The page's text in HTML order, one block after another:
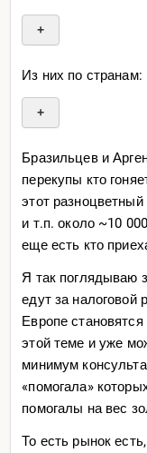
сложный, очень
может пойти
Когда я впервые
соседству была
ну я и попросил
чатам и в итоге
так я стал
200-300 баксов
Никогда в жизни
даже.
Я тоже не считаю
например на
жемчужиной среди
сами на шею
знает может найти
вариант
+
Из них по странам:
+
Бразильцев и
перекупы кто
этот
и т.п. около ~10
еще есть кто
Я так поглядываю
едут за налоговой
Европе
этой теме и уже
минимум
«помогала»
помогалы на вес
То есть рынок